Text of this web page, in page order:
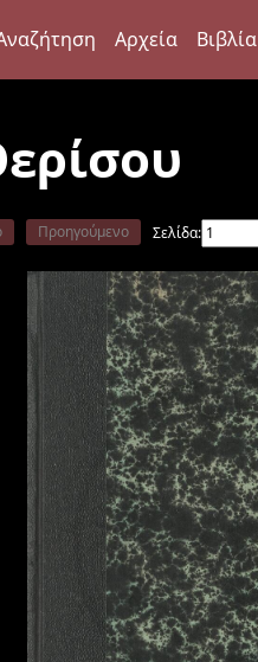
Αρχεία Βιβλία
Προηγούμενο Σελίδα: